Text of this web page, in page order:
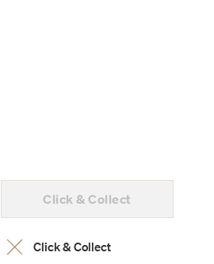
Click & Collect
Click & Collect